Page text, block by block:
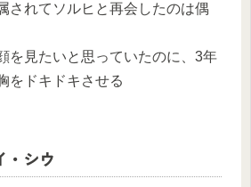
されてソルヒと再会したのは偶
を見たいと思っていたのに、3年
をドキドキさせる
・シウ